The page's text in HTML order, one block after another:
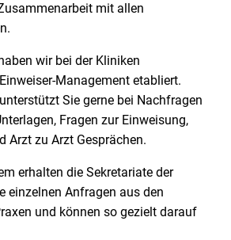
mit allen
wir bei der Kliniken
Management etabliert.
Sie gerne bei Nachfragen
Fragen zur Einweisung,
Arzt zu Arzt Gesprächen.
erhalten die Sekretariate der
einzelnen Anfragen aus den
und können so gezielt darauf